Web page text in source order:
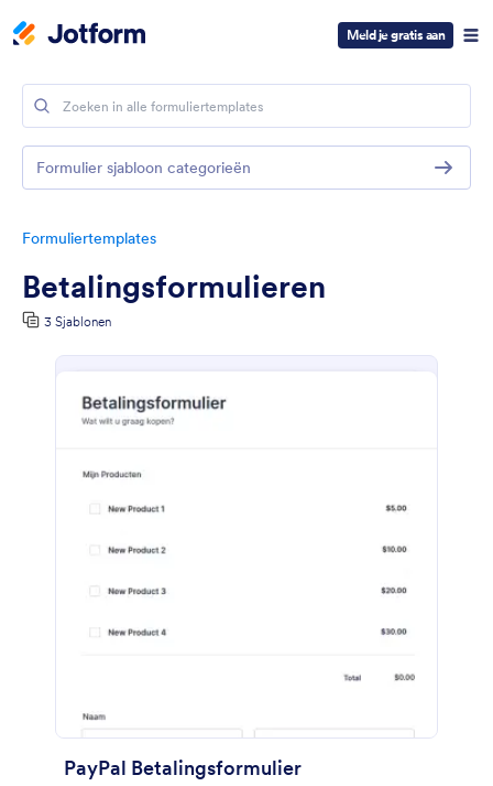
Meld je gratis aan
Formuliertemplates
Betalingsformulieren
3 Sjablonen
PayPal Betalingsformulier
Formulier sjabloon categorieën